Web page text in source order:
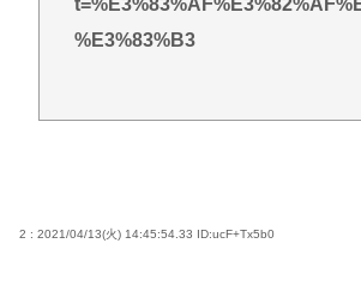
%E3%83%B3
2 : 2021/04/13(火) 14:45:54.33 ID:ucF+Tx5b0